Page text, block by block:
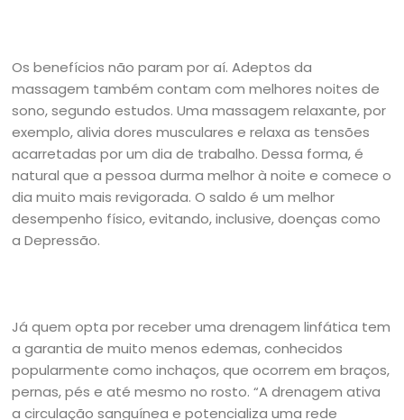
Os benefícios não param por aí. Adeptos da
massagem também contam com melhores noites de
sono, segundo estudos. Uma massagem relaxante, por
exemplo, alivia dores musculares e relaxa as tensões
acarretadas por um dia de trabalho. Dessa forma, é
natural que a pessoa durma melhor à noite e comece o
dia muito mais revigorada. O saldo é um melhor
desempenho físico, evitando, inclusive, doenças como
a Depressão.
Já quem opta por receber uma drenagem linfática tem
a garantia de muito menos edemas, conhecidos
popularmente como inchaços, que ocorrem em braços,
pernas, pés e até mesmo no rosto. “A drenagem ativa
a circulação sanguínea e potencializa uma rede